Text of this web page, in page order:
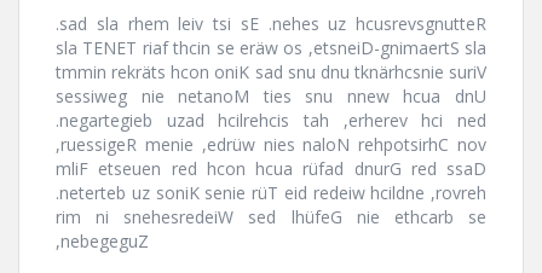
.sad sla rhem leiv tsi sE .nehes uz hcusrevsgnutteR
sla TENET riaf thcin se eräw os ,etsneiD-gnimaertS sla
tmmin rekräts hcon oniK sad snu dnu tknärhcsnie suriV
sessiweg nie netanoM ties snu nnew hcua dnU
.negartegieb uzad hcilrehcis tah ,erherev hci ned
,ruessigeR menie ,edrüw nies naloN rehpotsirhC nov
mliF etseuen red hcon hcua rüfad dnurG red ssaD
.neterteb uz soniK senie rüT eid redeiw hcildne ,rovreh
rim ni snehesredeiW sed lhüfeG nie ethcarb se
,nebegeguZ